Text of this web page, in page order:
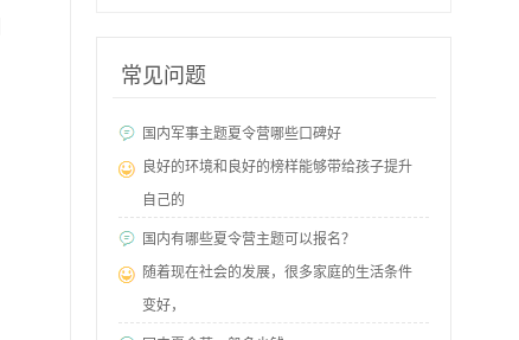
常见问题
国内军事主题夏令营哪些口碑好
良好的环境和良好的榜样能够带给孩子提升
自己的
国内有哪些夏令营主题可以报名？
随着现在社会的发展，很多家庭的生活条件
变好，